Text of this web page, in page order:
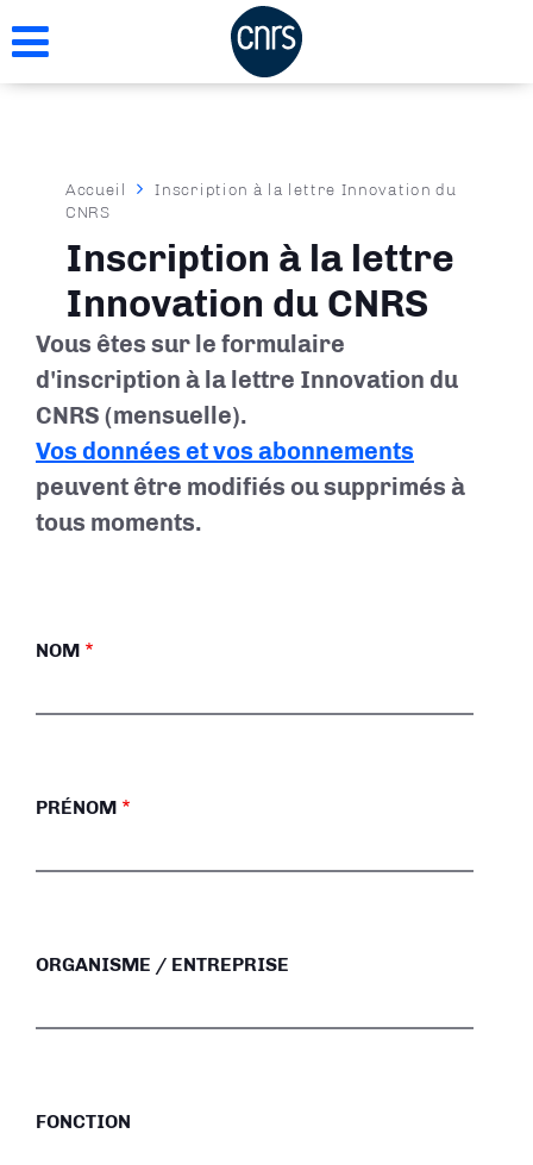
au
Fil
d'Ariane
Accueil
Inscription à la lettre Innovation du
CNRS
Inscription à la lettre
Innovation du CNRS
Vous êtes sur le formulaire
d'inscription à la lettre Innovation du
CNRS (mensuelle).
Vos données et vos abonnements
peuvent être modifiés ou supprimés à
tous moments.
NOM
PRÉNOM
ORGANISME / ENTREPRISE
FONCTION